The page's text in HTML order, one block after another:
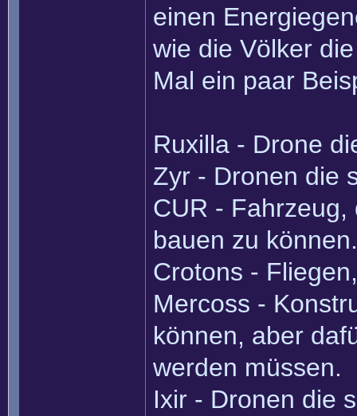
einen
wie die Völker
Mal ein paar
Ruxilla - Drone
Zyr - Dronen die
CUR -
bauen zu können.
Crotons -
Mercoss -
können, aber
werden müssen.
Ixir - Dronen die